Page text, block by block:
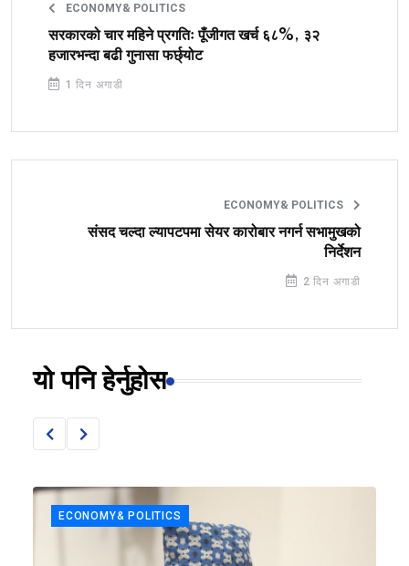
ECONOMY& POLITICS
सरकारको चार महिने प्रगतिः पूँजीगत खर्च ६८%, ३२
हजारभन्दा बढी गुनासा फर्छ्योट
1 दिन अगाडी
ECONOMY& POLITICS
संसद चल्दा ल्यापटपमा सेयर कारोबार नगर्न सभामुखको
निर्देशन
2 दिन अगाडी
यो पनि हेर्नुहोस
ECONOMY& POLITICS